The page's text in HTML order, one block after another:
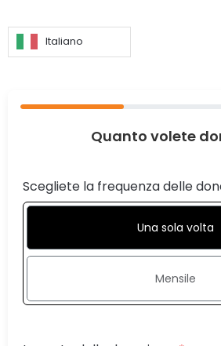
Italiano
Quanto volete
Scegliete la frequenza delle
Una sola volta
Mensile